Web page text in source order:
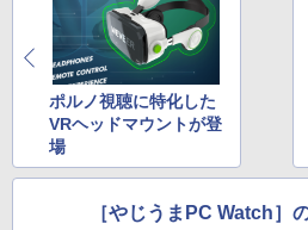
80代になると
代は神様から
冬舎新書） [
￥1,034
転生賢者の異
Anker
ラック
￥14,990
【2026年アップ
On My Road
￥250
見知らぬ糸
￥1,112
by Amazon 天
異世界居酒屋「
エース)
￥832
ポルノ視聴に特化した
VRヘッドマウントが登
場
［やじうまPC Watch］